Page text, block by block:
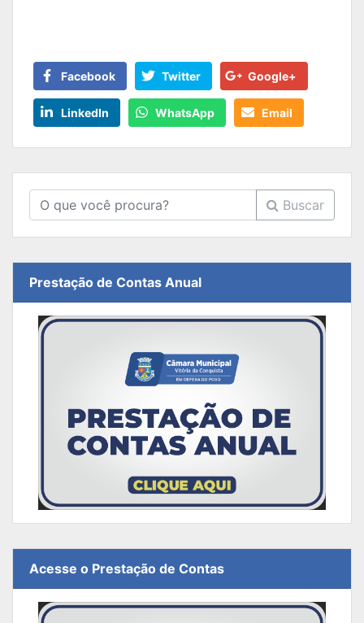
Facebook Twitter Google+
LinkedIn WhatsApp Email
Buscar
Prestação de Contas Anual
Acesse o Prestação de Contas